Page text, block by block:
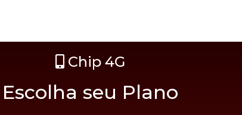
Chip 4G
Escolha seu Plano